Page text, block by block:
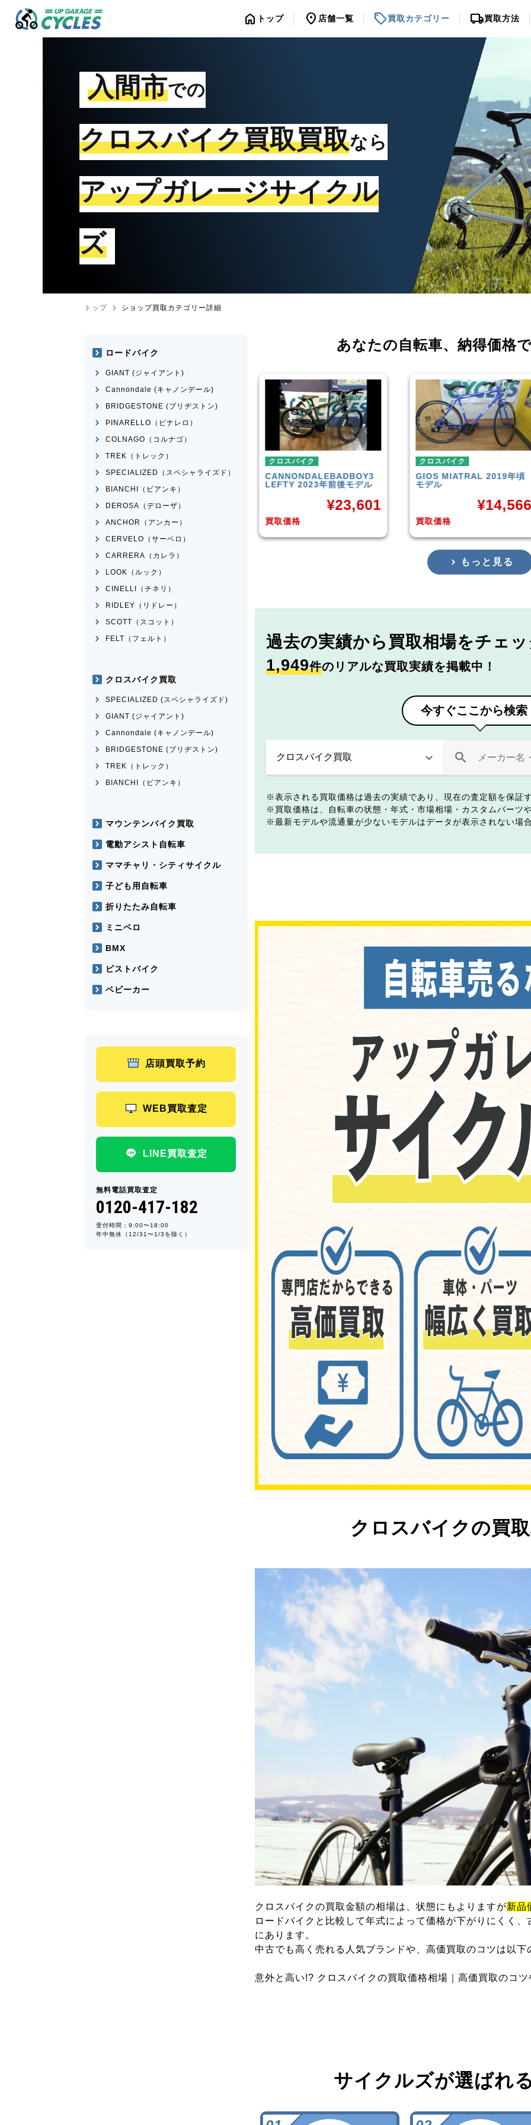
home トップ location_on 店舗一覧 sell買取カテゴリー local_shipping買取方法
入間市での
クロスバイク買取買取なら
アップガレージサイクル
ズ
トップ ショップ買取カテゴリー詳細
あなたの自転車、 納得価格
クロスバイク
CANNONDALEBADBOY3
LEFTY 2023年前後モデル
買取価格
¥
クロスバイク
GIOSMIATRAL 2019年頃
モデル
買取価格
¥14,566
クロスバイク
TREKFX3 Disc 2019年頃
モデル
買取価格
¥
もっと見る
過去の実績から 買取相場をチェ
1,949件のリアルな買取実績を掲載中！
今すぐここから検索
表示される買取価格は過去の実績であり、現在の査定額を保証
買取価格は、自転車の状態・年式・市場相場・カスタムパーツ
最新モデルや流通量が少ないモデルはデータが表示されない場
クロスバイクの買
クロスバイクの買取金額の相場は、状態にもよりますが新品
ロードバイクと比較して年式によって価格が下がりにくく
にあります。
中古でも高く売れる人気ブランドや、高価買取のコツは以
意外と高い!? クロスバイクの買取価格相場｜高価買取のコ
サイクルズが選ばれ
ロードバイク
GIANT (ジャイアント)
Cannondale (キャノンデール)
BRIDGESTONE (ブリヂストン)
PINARELLO（ピナレロ）
COLNAGO（コルナゴ）
TREK（トレック）
SPECIALIZED（スペシャライズド）
BIANCHI（ビアンキ）
DEROSA（デローザ）
ANCHOR（アンカー）
CERVELO（サーベロ）
CARRERA（カレラ）
LOOK（ルック）
CINELLI（チネリ）
RIDLEY（リドレー）
SCOTT（スコット）
FELT（フェルト）
クロスバイク買取
SPECIALIZED (スペシャライズド)
GIANT (ジャイアント)
Cannondale (キャノンデール)
BRIDGESTONE (ブリヂストン)
TREK（トレック）
BIANCHI（ビアンキ）
マウンテンバイク買取
電動アシスト自転車
ママチャリ・シティサイクル
子ども用自転車
折りたたみ自転車
ミニベロ
BMX
ピストバイク
ベビーカー
店頭買取予約
WEB買取査定
LINE買取査定
無料電話買取査定
0120-417-182
受付時間：9:00〜18:00
年中無休（12/31〜1/3を除く）